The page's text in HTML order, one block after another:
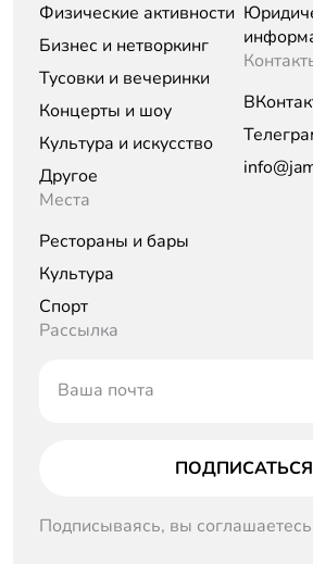
Физические активности
Бизнес и нетворкинг
Тусовки и вечеринки
Концерты и шоу
Культура и искусство
Другое
Места
Рестораны и бары
Культура
Спорт
Рассылка
Ваша почта
ПОДПИСАТЬСЯ
Подписываясь, вы